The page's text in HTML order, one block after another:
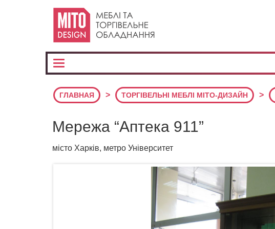
ГЛАВНАЯ > ТОРГІВЕЛЬНІ МЕБЛІ МІТО-ДИЗАЙН >
Мережа “Аптека 911”
місто Харків, метро Університет